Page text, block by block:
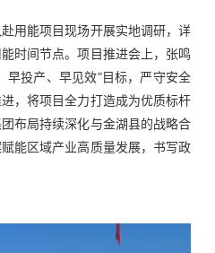
用能项目现场开展实地调研，详
时间节点。项目推进会上，张鸣
早投产、早见效”目标，严守安全
，将项目全力打造成为优质标杆
布局持续深化与金湖县的战略合
能区域产业高质量发展，书写政